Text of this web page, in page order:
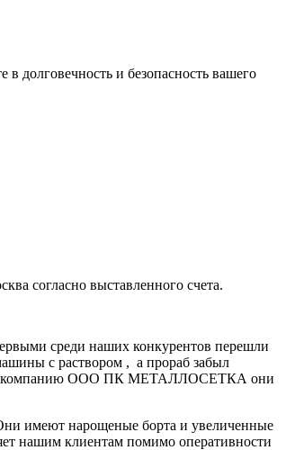
долговечность и безопасность вашего
согласно выставленного счета.
среди наших конкурентов перешли
с раствором , а прораб забыл
на компанию ООО ПК МЕТАЛЛОСЕТКА они
имеют нарощеные борта и увеличенные
нашим клиентам помимо оперативности